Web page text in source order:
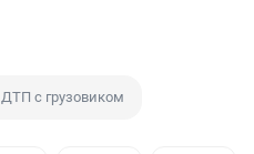
ДТП с грузовиком